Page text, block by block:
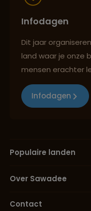
Infodagen
Dit jaar
land waar je onze
mensen erachter
Infodagen
Populaire landen
Over Sawadee
Contact